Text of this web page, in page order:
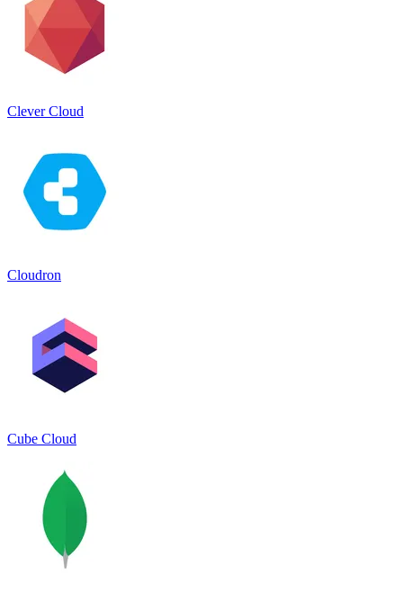
Clever Cloud
Cloudron
Cube Cloud